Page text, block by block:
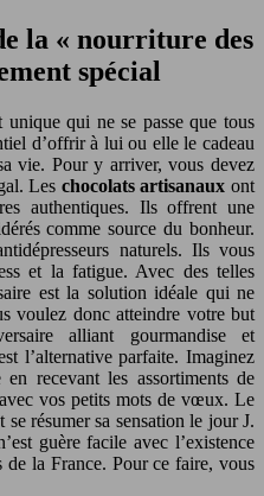
la « nourriture des
spécial
qui ne se passe que tous
d’offrir à lui ou elle le cadeau
vie. Pour y arriver, vous devez
Les chocolats artisanaux ont
authentiques. Ils offrent une
comme source du bonheur.
naturels. Ils vous
et la fatigue. Avec des telles
est la solution idéale qui ne
voulez donc atteindre votre but
alliant gourmandise et
l’alternative parfaite. Imaginez
recevant les assortiments de
vos petits mots de vœux. Le
résumer sa sensation le jour J.
guère facile avec l’existence
de la France. Pour ce faire, vous